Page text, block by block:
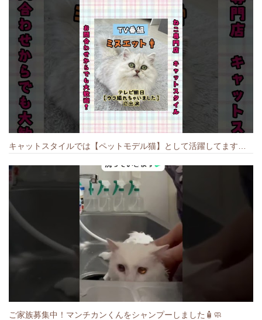
ご家族募集中！マンチカンくんをシャンプーしました🧴🧼